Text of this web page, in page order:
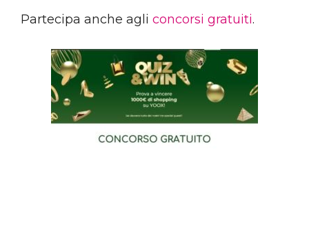
Partecipa anche agli concorsi gratuiti.